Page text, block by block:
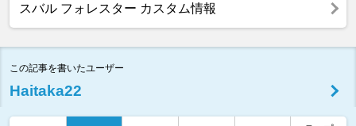
スバル フォレスター カスタム情報
この記事を書いたユーザー
Haitaka22